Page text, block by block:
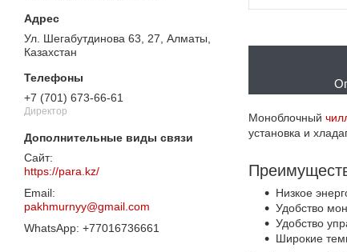
Ул. Шегабутдинова 63, 27, Алматы,
Казахстан
+7 (701) 673-66-61
Директор
https://para.kz/
pakhmurnyy@gmail.com
+77016736661
Моноблочный
установка и
Низкое
Удобство
Удобство
Широкие